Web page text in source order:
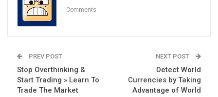
Comments
PREV POST
Stop Overthinking &
Start Trading » Learn To
Trade The Market
NEXT POST
Detect World
Currencies by Taking
Advantage of World